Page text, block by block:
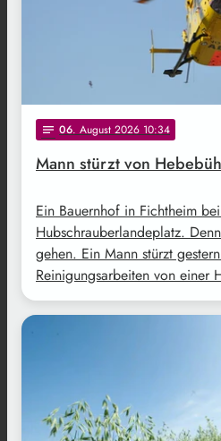
notes 06. August 2026 10:34
Mann stürzt von
Ein Bauernhof in Fichtheim
Hubschrauberlandeplatz.
gehen. Ein Mann stürzt
Reinigungsarbeiten von